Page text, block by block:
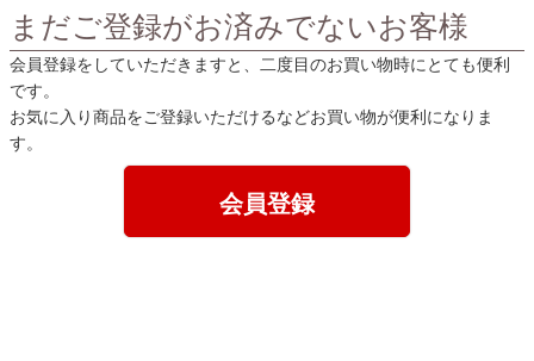
まだご登録がお済みでないお客様
会員登録をしていただきますと、二度目のお買い物時にとても便利
です。
お気に入り商品をご登録いただけるなどお買い物が便利になりま
す。
会員登録